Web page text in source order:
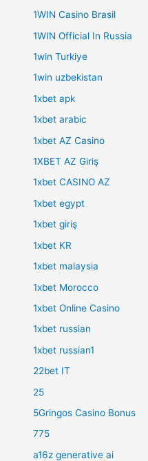
1WIN Casino Brasil
1WIN Official In Russia
1win Turkiye
1win uzbekistan
1xbet apk
1xbet arabic
1xbet AZ Casino
1XBET AZ Giriş
1xbet CASINO AZ
1xbet egypt
1xbet giriş
1xbet KR
1xbet malaysia
1xbet Morocco
1xbet Online Casino
1xbet russian
1xbet russian1
22bet IT
25
5Gringos Casino Bonus
775
a16z generative ai